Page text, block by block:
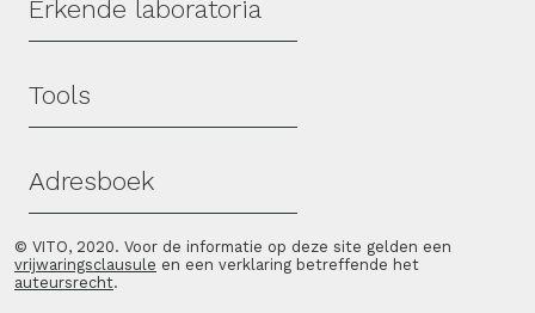
Erkende laboratoria
Tools
Adresboek
© VITO, 2020. Voor de informatie op deze site gelden een
vrijwaringsclausule en een verklaring betreffende het
auteursrecht.